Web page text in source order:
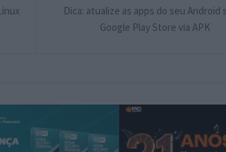
Dica: atualize as apps do seu Android
Google Play Store via APK